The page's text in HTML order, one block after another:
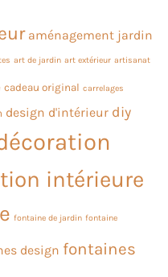
aménagement jardin
art de jardin art extérieur artisanat
cadeau original carrelages
design d'intérieur diy
intérieure
fontaine de jardin fontaine
design fontaines